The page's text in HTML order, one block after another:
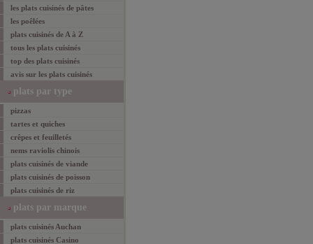
les plats cuisinés de pâtes
les poêlées
plats cuisinés de A à Z
tous les plats cuisinés
top des plats cuisinés
avis sur les plats cuisinés
plats par type
pizzas
tartes et quiches
crêpes et feuilletés
nems raviolis chinois
plats cuisinés de viande
plats cuisinés de poisson
plats cuisinés de riz
plats par marque
plats cuisinés Auchan
plats cuisinés Casino